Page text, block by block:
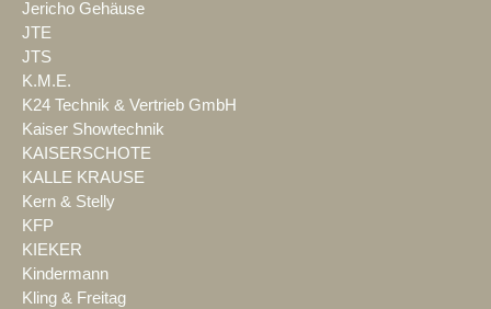
Jericho Gehäuse
JTE
JTS
K.M.E.
K24 Technik & Vertrieb GmbH
Kaiser Showtechnik
KAISERSCHOTE
KALLE KRAUSE
Kern & Stelly
KFP
KIEKER
Kindermann
Kling & Freitag